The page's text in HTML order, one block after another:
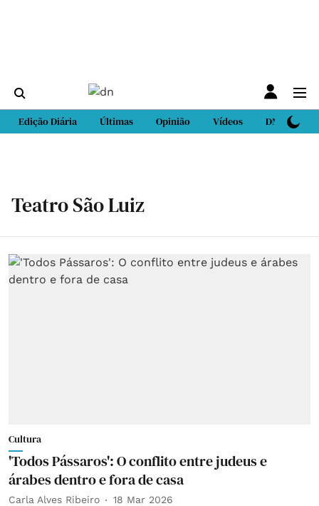
Edição Diária Últimas Opinião Vídeos DN Sport
Teatro São Luiz
Cultura
'Todos Pássaros': O conflito entre judeus e
árabes dentro e fora de casa
Carla Alves Ribeiro 18 Mar 2026